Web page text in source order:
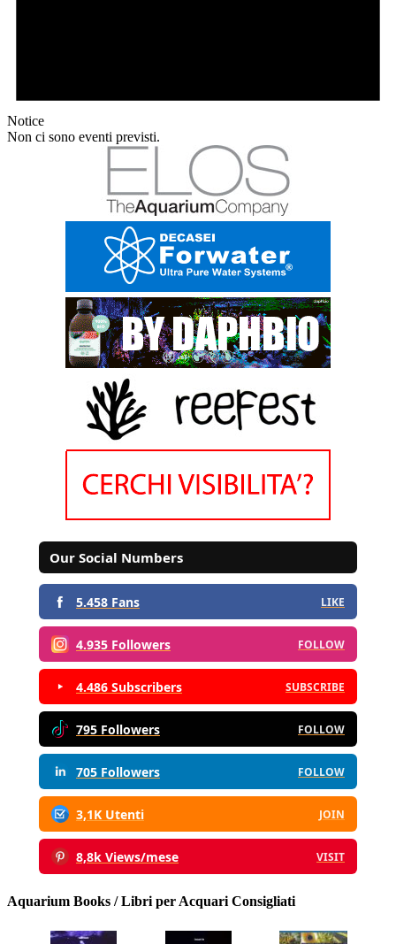
Notice
Non ci sono eventi previsti.
Our Social Numbers
5.458 Fans LIKE
4.935 Followers FOLLOW
4.486 Subscribers SUBSCRIBE
795 Followers FOLLOW
705 Followers FOLLOW
3,1K Utenti JOIN
8,8k Views/mese VISIT
Aquarium Books / Libri per Acquari Consigliati